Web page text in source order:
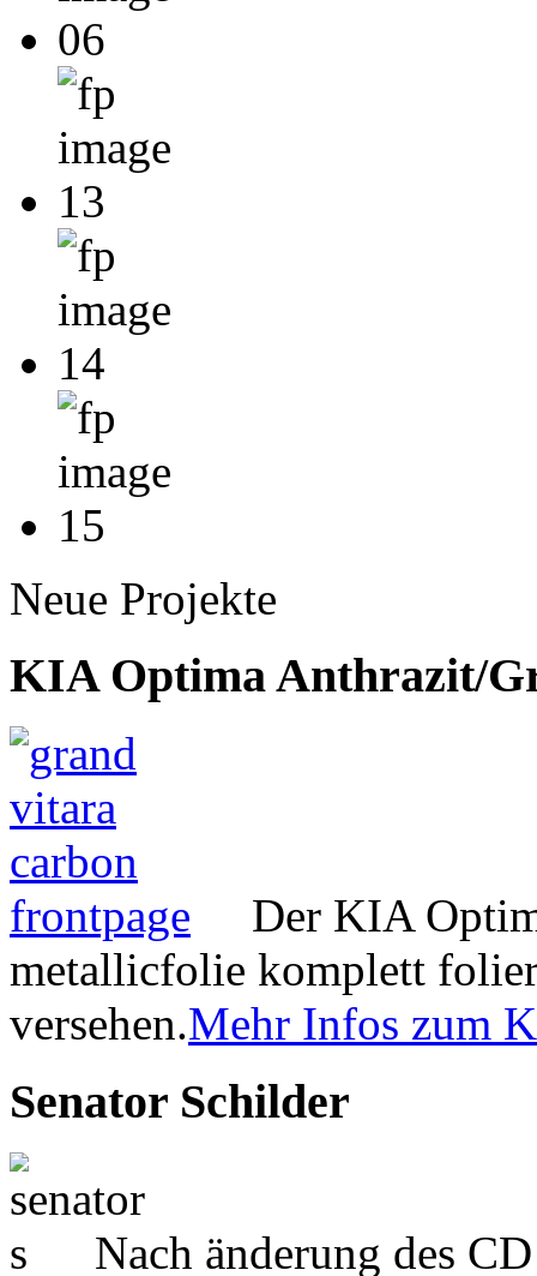
Neue Projekte
KIA Optima Anthrazit/
Der KIA
metallicfolie komplett
versehen.Mehr Infos zum
Senator Schilder
Nach änderung des